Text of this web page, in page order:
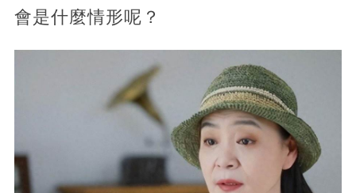
會是什麼情形呢？